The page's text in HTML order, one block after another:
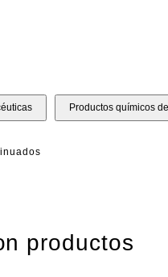
Productos químicos
productos